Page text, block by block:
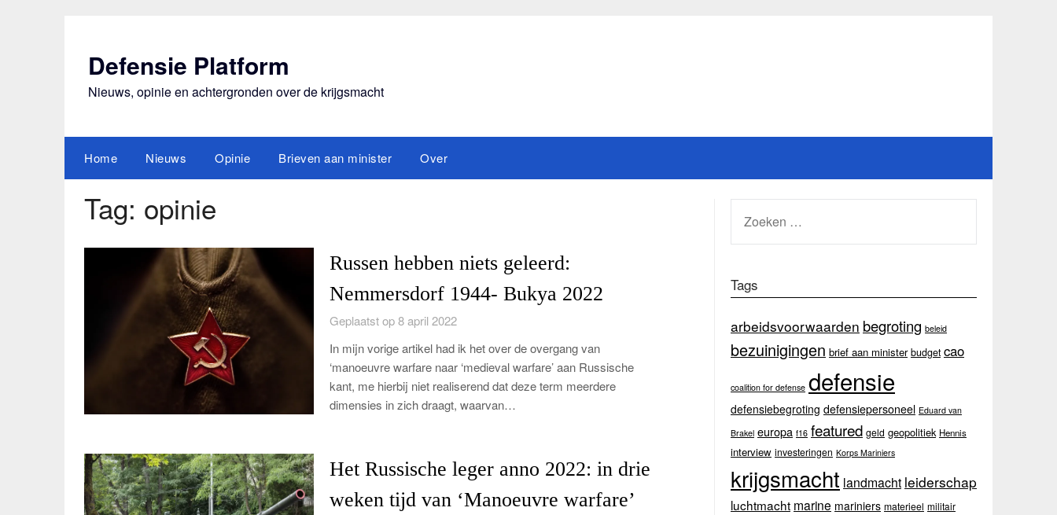
Defensie Platform
Nieuws, opinie en achtergronden over de krijgsmacht
Home Nieuws Opinie Brieven aan minister Over
Tag: opinie
Russen hebben niets geleerd:
Nemmersdorf 1944- Bukya 2022
Geplaatst op 8 april 2022
In mijn vorige artikel had ik het over de overgang van
‘manoeuvre warfare naar ‘medieval warfare’ aan Russische
kant, me hierbij niet realiserend dat deze term meerdere
dimensies in zich draagt, waarvan…
Het Russische leger anno 2022: in drie
weken tijd van ‘Manoeuvre warfare’
NAAR:
Tags
arbeidsvoorwaarden begroting beleid
bezuinigingen brief aan minister budget cao
coalition for defense defensie
defensiebegroting defensiepersoneel Eduard van
Brakel europa f16 featured geld geopolitiek Hennis
interview investeringen Korps Mariniers
krijgsmacht landmacht leiderschap
luchtmacht marine mariniers materieel militair